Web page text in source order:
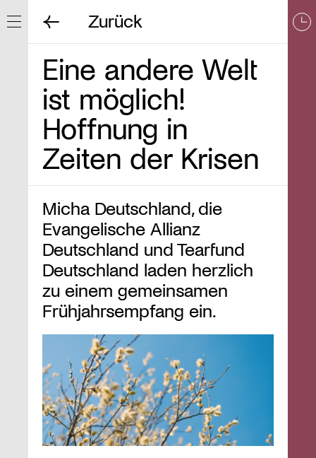
Navigation ein/ausblenden
Zurück
Eine andere Welt
ist möglich!
Hoffnung in
Zeiten der Krisen
Micha Deutschland, die
Evangelische Allianz
Deutschland und Tearfund
Deutschland laden herzlich
zu einem gemeinsamen
Frühjahrsempfang ein.